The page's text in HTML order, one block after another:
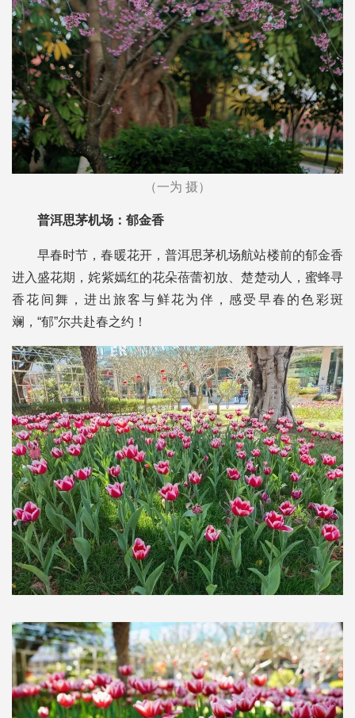
（一为 摄）
普洱思茅机场：郁金香
早春时节，春暖花开，普洱思茅机场航站楼前的郁金香
进入盛花期，姹紫嫣红的花朵蓓蕾初放、楚楚动人，蜜蜂寻
香花间舞，进出旅客与鲜花为伴，感受早春的色彩斑
斓，“郁”尔共赴春之约！